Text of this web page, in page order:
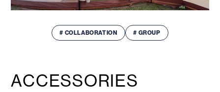
# COLLABORATION # GROUP
ACCESSORIES